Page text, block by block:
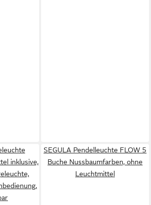
inklusive,
SEGULA Pendelleuchte FLOW 5
Buche Nussbaumfarben, ohne
Leuchtmittel